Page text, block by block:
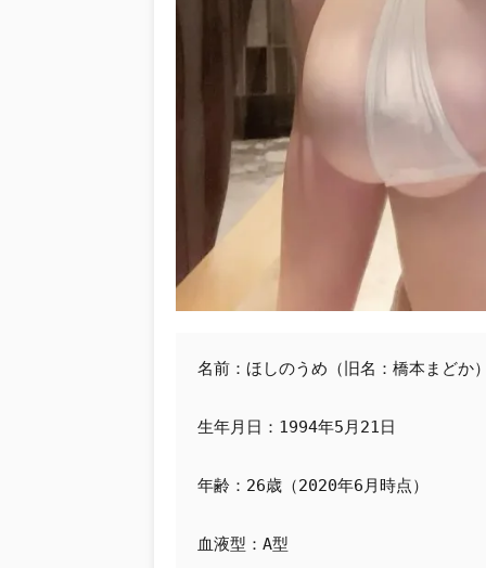
名前：ほしのうめ（旧名：橋本まどか
生年月日：1994年5月21日
年齢：26歳（2020年6月時点）
血液型：A型